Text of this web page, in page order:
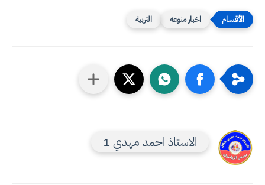
اخبار منوعه التربية
الاستاذ احمد مهدي 1